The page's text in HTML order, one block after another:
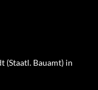
(Staatl. Bauamt) in